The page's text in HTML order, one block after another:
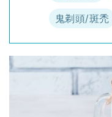
鬼剃頭/斑禿